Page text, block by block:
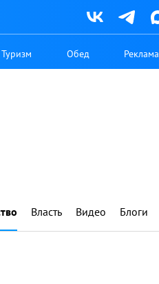
Туризм Обед Реклама
Власть Видео Блоги